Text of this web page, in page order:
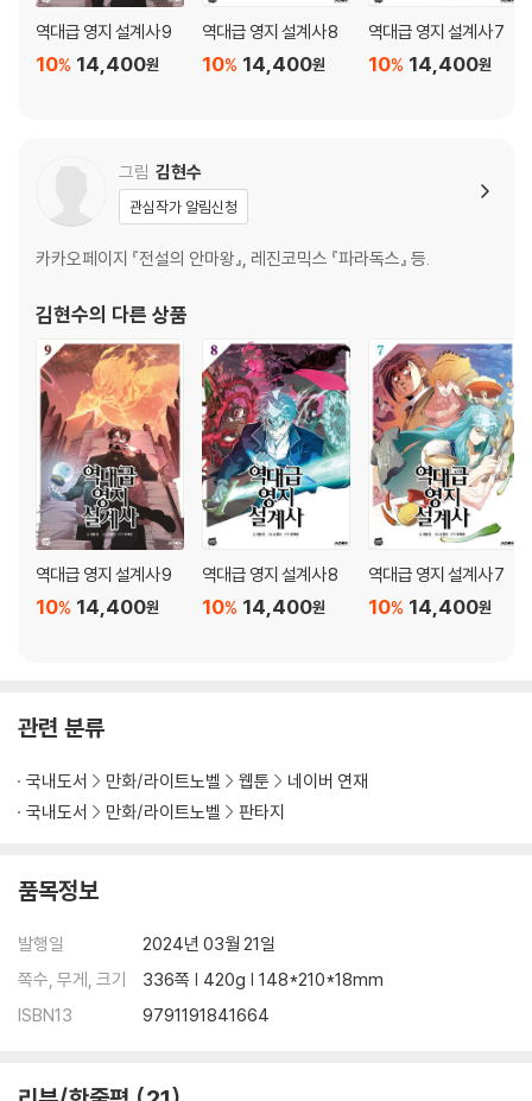
역대급 영지 설계사 9
14,400원
10%
역대급 영지 설계사 8
14,400원
10%
역대급 영지 설계사 7
14,400원
10%
그림 김현수
관심작가 알림신청
카카오페이지 『전설의 안마왕』, 레진코믹스 『파라독스』 등.
김현수의 다른 상품
역대급 영지 설계사 9
14,400원
10%
역대급 영지 설계사 8
14,400원
10%
역대급 영지 설계사 7
14,400원
10%
관련 분류
국내도서 만화/라이트노벨 웹툰
네이버 연재
국내도서
만화/라이트노벨 판타지
품목정보
발행일
2024년 03월 21일
쪽수, 무게, 크기
336쪽 | 420g | 148*210*18mm
ISBN13
9791191841664